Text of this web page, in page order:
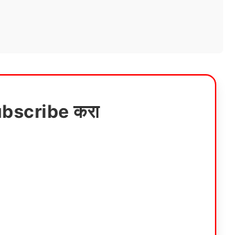
करा